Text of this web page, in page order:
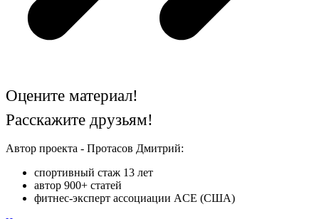
Оцените материал!
Расскажите друзьям!
Автор проекта - Протасов Дмитрий:
спортивный стаж 13 лет
автор 900+ статей
фитнес-эксперт ассоциации ACE (США)